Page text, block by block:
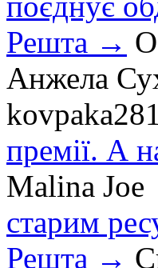
Решта →
Анжела
kovpaka281
премії. А
Malina Joe
старим
Решта →